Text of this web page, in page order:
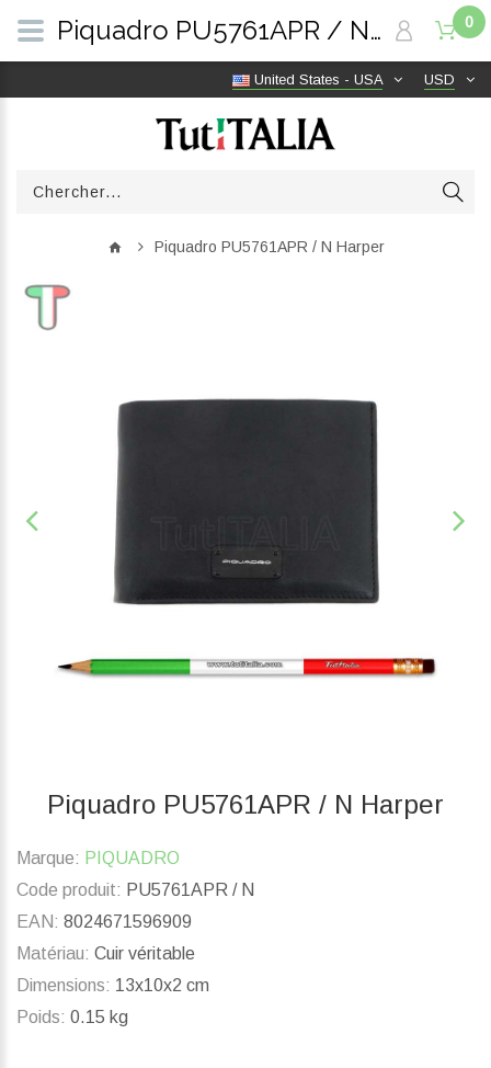
USD
United States - USA
0
Piquadro PU5761APR / N Harper
Piquadro PU5761APR / N Harper
Marque: PIQUADRO
Code produit: PU5761APR / N
EAN: 8024671596909
Matériau: Cuir véritable
Dimensions: 13x10x2 cm
Poids: 0.15 kg
Piquadro PU5761APR / N Harper | TutITALIA